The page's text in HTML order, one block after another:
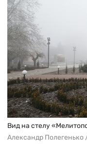
Вид на стелу
Александр Полегенько